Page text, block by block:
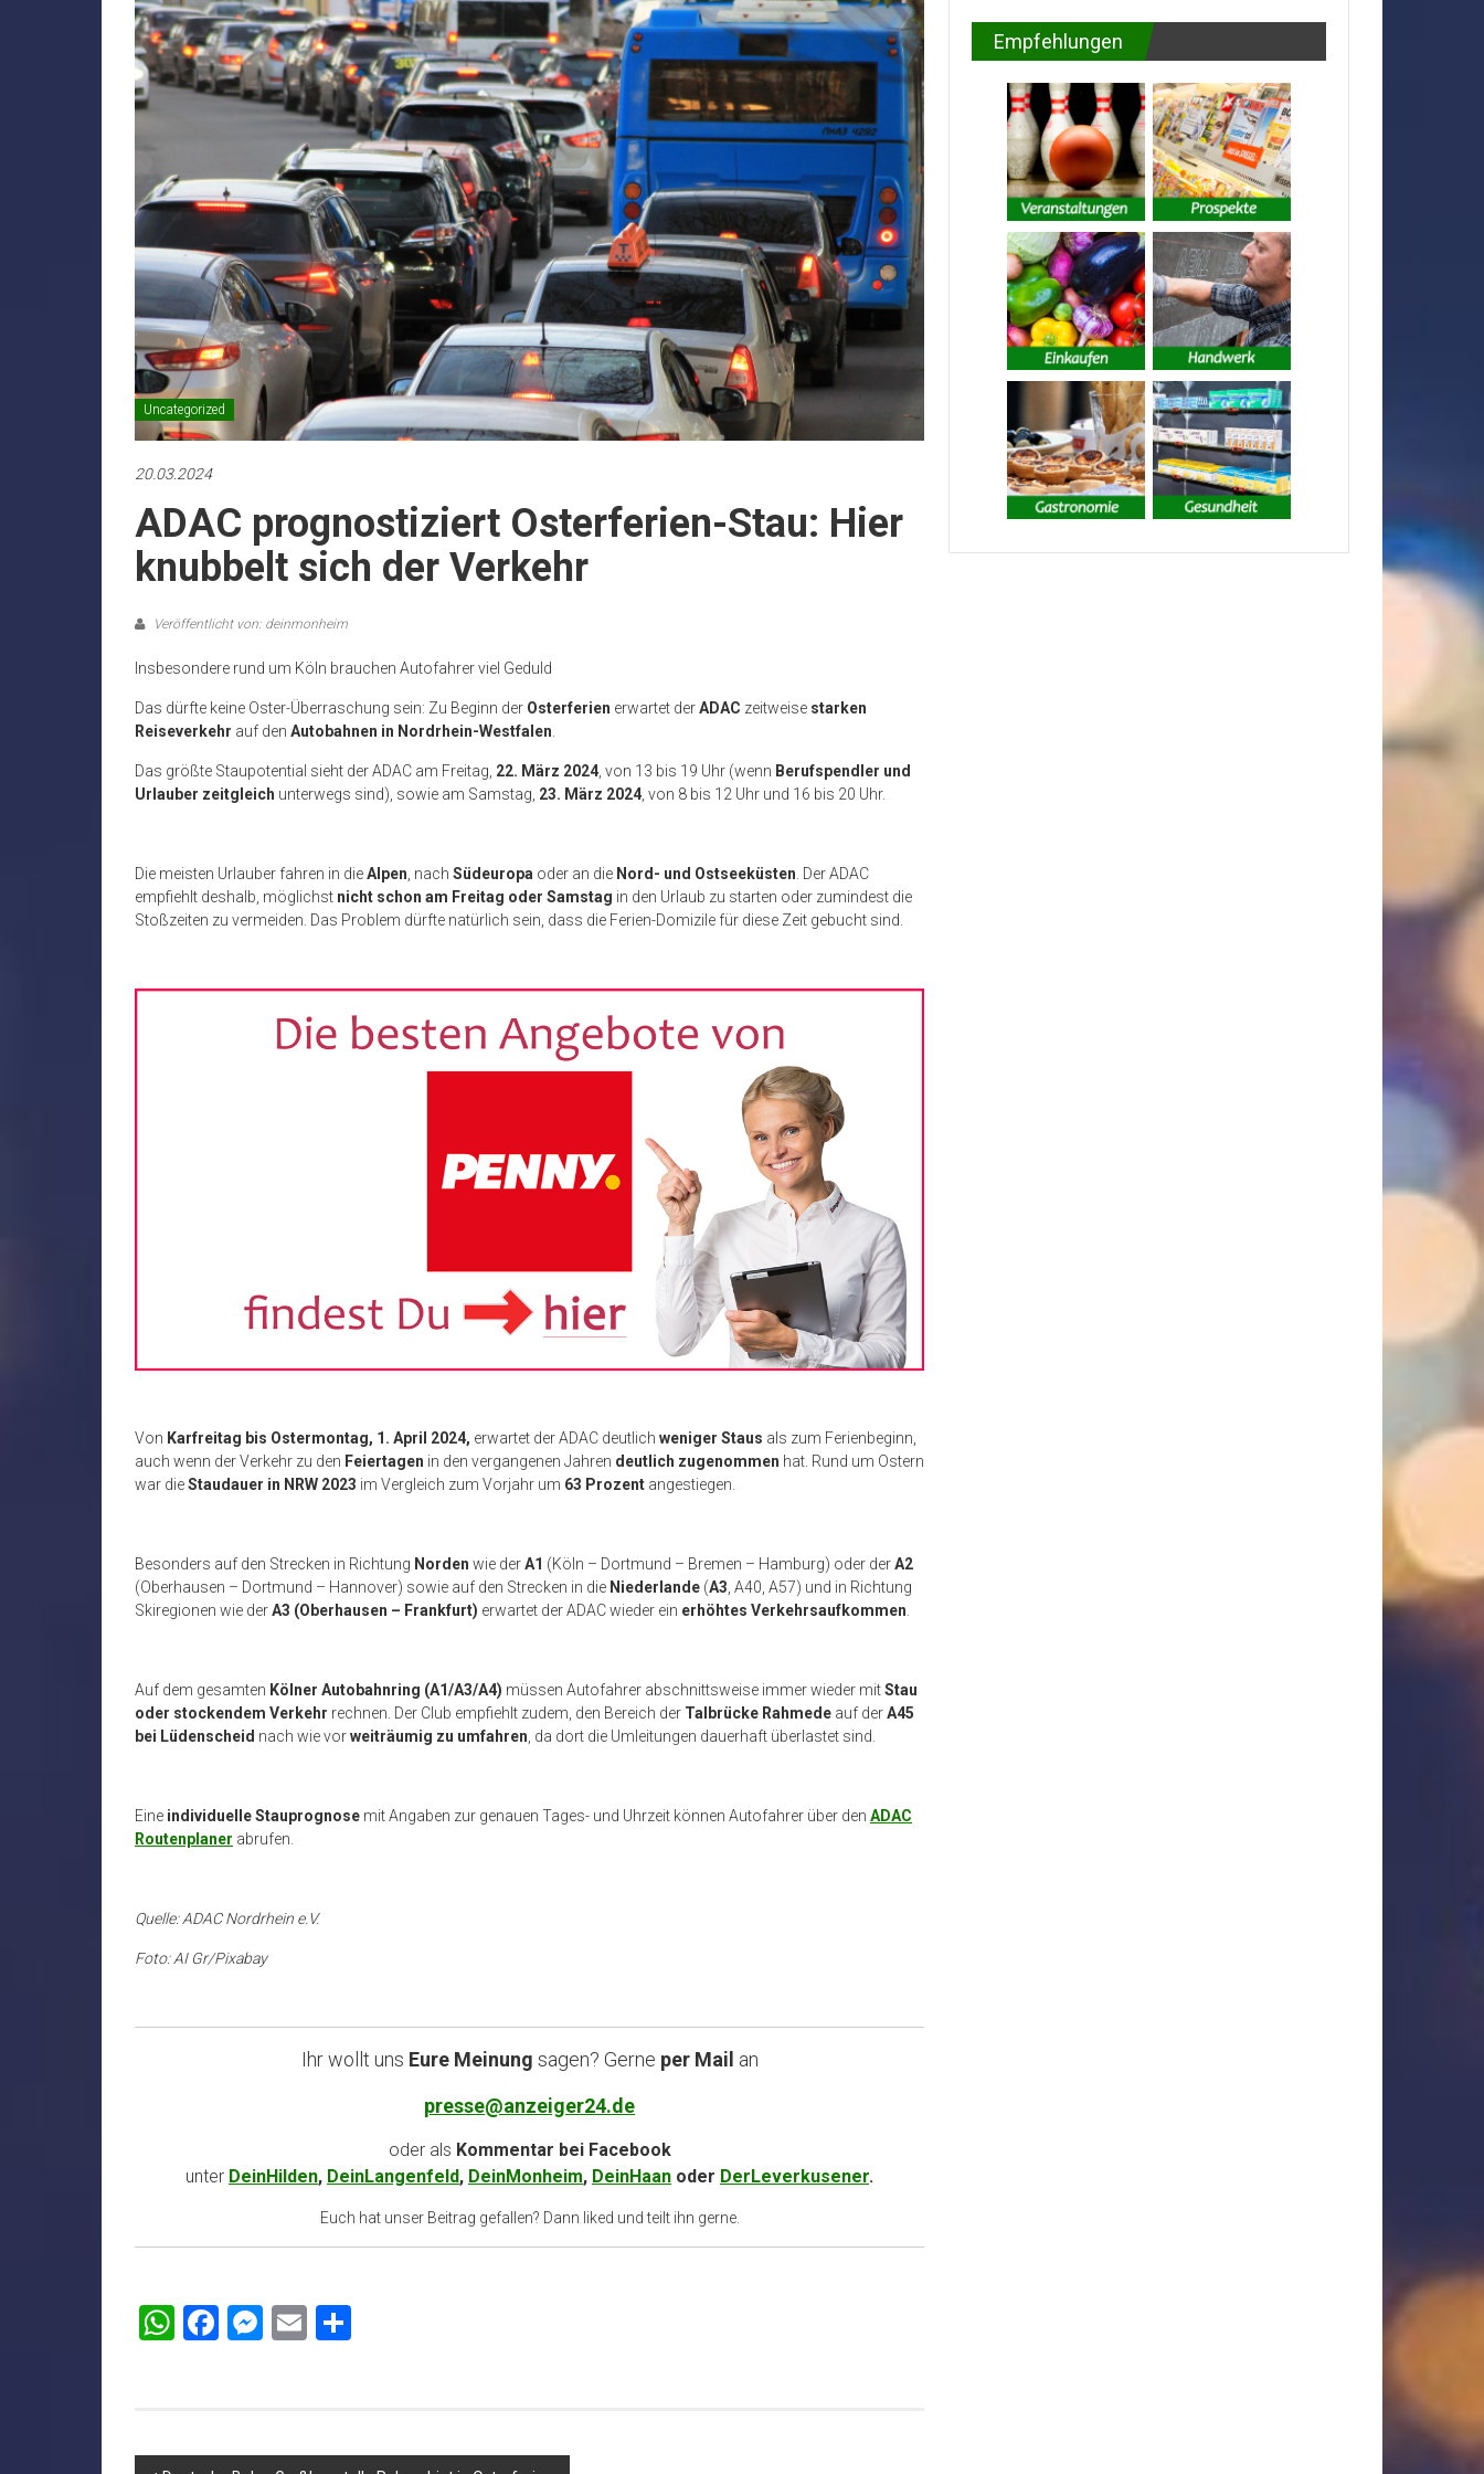
Uncategorized
20.03.2024
ADAC prognostiziert Osterferien-Stau: Hier
knubbelt sich der Verkehr
Veröffentlicht von: deinmonheim
Insbesondere rund um Köln brauchen Autofahrer viel Geduld
Das dürfte keine Oster-Überraschung sein: Zu Beginn der Osterferien erwartet derADAC zeitweise starken
Reiseverkehr auf den Autobahnen in Nordrhein-Westfalen
Das größte Staupotential sieht der ADAC am Freitag, 22. März 2024 , von 13 bis 19 Uhr (wenn Berufspendler und
Urlauber zeitgleich unterwegs sind), sowie am Samstag, 23. März 2024 , von 8 bis 12 Uhr und 16 bis 20 Uhr.
Die meisten Urlauber fahren in dieAlpen , nach Südeuropa oder an die Nord- und Ostseeküsten . Der ADAC
empfiehlt deshalb, möglichst nicht schon am Freitag oder Samstag in den Urlaub zu starten oder zumindest die
Stoßzeiten zu vermeiden. Das Problem dürfte natürlich sein, dass die Ferien-Domizile für diese Zeit gebucht sind.
Von Karfreitag bis Ostermontag, 1. April 2024, erwartet der ADAC deutlich weniger Staus als zum Ferienbeginn,
auch wenn der Verkehr zu den Feiertagen in den vergangenen Jahren deutlich zugenommen hat. Rund um Ostern
war dieStaudauer in NRW 2023 im Vergleich zum Vorjahr um 63 Prozent angestiegen.
Besonders auf den Strecken in Richtung Norden wie derA1 (Köln – Dortmund – Bremen – Hamburg) oder derA2
(Oberhausen – Dortmund – Hannover) sowie auf den Strecken in die Niederlande (A3 , A40, A57) und in Richtung
Skiregionen wie derA3 (Oberhausen – Frankfurt) erwartet der ADAC wieder ein erhöhtes Verkehrsaufkommen
Auf dem gesamten Kölner Autobahnring (A1/A3/A4) müssen Autofahrer abschnittsweise immer wieder mitStau
oder stockendem Verkehr rechnen. Der Club empfiehlt zudem, den Bereich der Talbrücke Rahmede auf derA45
bei Lüdenscheid nach wie vorweiträumig zu umfahren , da dort die Umleitungen dauerhaft überlastet sind.
Eine individuelle Stauprognose mit Angaben zur genauen Tages- und Uhrzeit können Autofahrer über den ADAC
Routenplaner abrufen.
Quelle: ADAC Nordrhein e.V.
Foto: AI Gr/Pixabay
Ihr wollt uns Eure Meinung sagen? Gerne per Mail an
presse@anzeiger24.de
oder als Kommentar bei Facebook
unter DeinHilden, DeinLangenfeld, DeinMonheim, DeinHaan oder DerLeverkusener.
Euch hat unser Beitrag gefallen? Dann liked und teilt ihn gerne.
WhatsApp
Facebook
Messenger
Email
Empfehlungen